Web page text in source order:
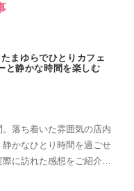
たまゆらでひとりカフェ
と静かな時間を楽しむ
落ち着いた雰囲気の店内
かなひとり時間を過ごせ
に訪れた感想をご紹介し